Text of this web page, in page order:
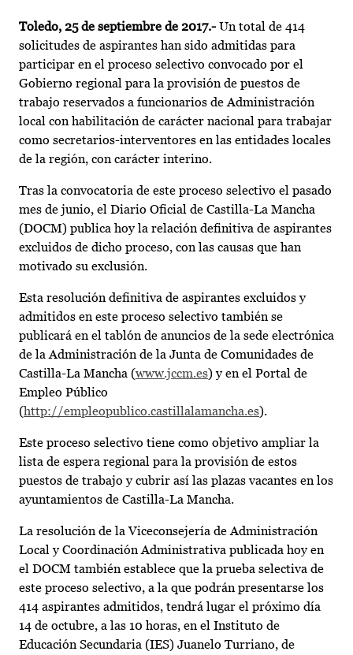
Toledo, 25 de septiembre de 2017.- Un total de 414
solicitudes de aspirantes han sido admitidas para
participar en el proceso selectivo convocado por el
Gobierno regional para la provisión de puestos de
trabajo reservados a funcionarios de Administración
local con habilitación de carácter nacional para trabajar
como secretarios-interventores en las entidades locales
de la región, con carácter interino.
Tras la convocatoria de este proceso selectivo el pasado
mes de junio, el Diario Oficial de Castilla-La Mancha
(DOCM) publica hoy la relación definitiva de aspirantes
excluidos de dicho proceso, con las causas que han
motivado su exclusión.
Esta resolución definitiva de aspirantes excluidos y
admitidos en este proceso selectivo también se
publicará en el tablón de anuncios de la sede electrónica
de la Administración de la Junta de Comunidades de
Castilla-La Mancha (www.jccm.es) y en el Portal de
Empleo Público
(http://empleopublico.castillalamancha.es).
Este proceso selectivo tiene como objetivo ampliar la
lista de espera regional para la provisión de estos
puestos de trabajo y cubrir así las plazas vacantes en los
ayuntamientos de Castilla-La Mancha.
La resolución de la Viceconsejería de Administración
Local y Coordinación Administrativa publicada hoy en
el DOCM también establece que la prueba selectiva de
este proceso selectivo, a la que podrán presentarse los
414 aspirantes admitidos, tendrá lugar el próximo día
14 de octubre, a las 10 horas, en el Instituto de
Educación Secundaria (IES) Juanelo Turriano, de